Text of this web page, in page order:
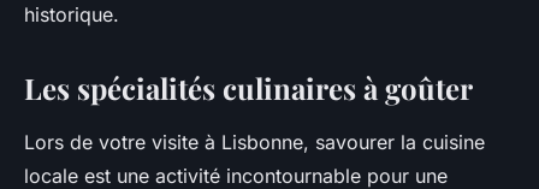
historique.
Les spécialités culinaires à goûter
Lors de votre visite à Lisbonne, savourer la cuisine
locale est une activité incontournable pour une